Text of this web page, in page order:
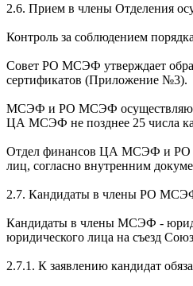
2.6. Прием в члены Отделения
Контроль за соблюдением
Совет РО МСЭФ утверждает
сертификатов (Приложение №3).
МСЭФ и РО МСЭФ осуществляют
ЦА МСЭФ не позднее 25 числа
Отдел финансов ЦА МСЭФ и РО
лиц, согласно внутренним
2.7. Кандидаты в члены РО МСЭФ
Кандидаты в члены МСЭФ -
юридического лица на съезд
2.7.1. К заявлению кандидат